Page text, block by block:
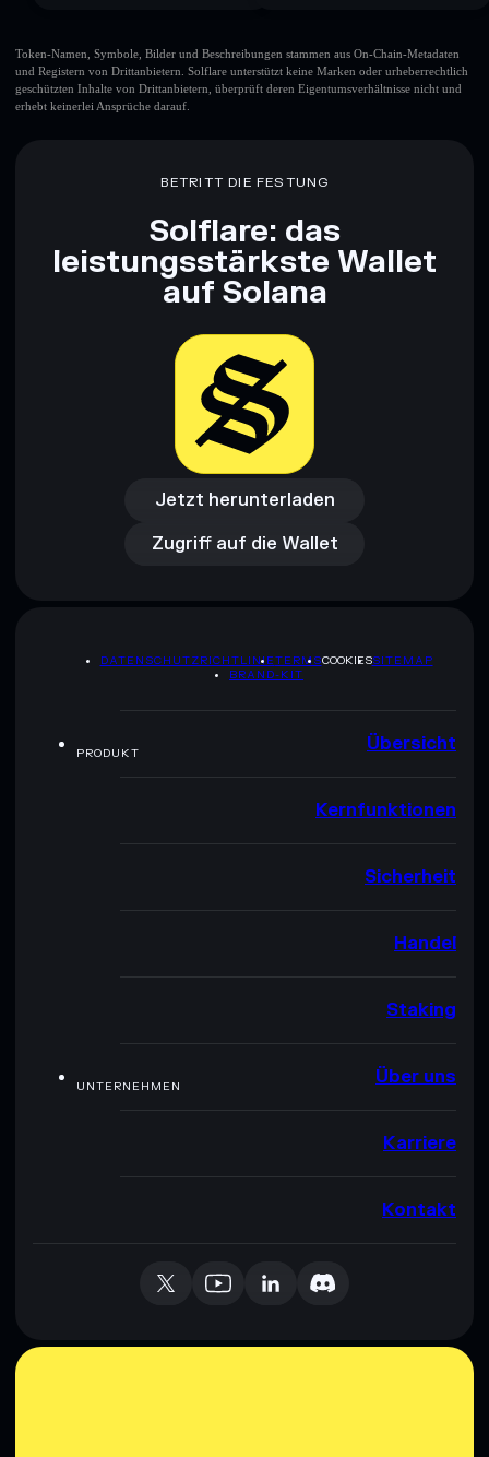
Token-Namen, Symbole, Bilder und Beschreibungen stammen aus On-Chain-Metadaten
und Registern von Drittanbietern. Solflare unterstützt keine Marken oder urheberrechtlich
geschützten Inhalte von Drittanbietern, überprüft deren Eigentumsverhältnisse nicht und
erhebt keinerlei Ansprüche darauf.
BETRITT DIE FESTUNG
Solflare: das
leistungsstärkste Wallet
auf Solana
Jetzt herunterladen
Jetzt herunterladen
Zugriff auf die Wallet
Zugriff auf die Wallet
DATENSCHUTZRICHTLINIETERMSCOOKIESSITEMAP
BRAND-KIT
PRODUKT Übersicht
Kernfunktionen
Sicherheit
Handel
Staking
UNTERNEHMEN Über uns
Karriere
Kontakt